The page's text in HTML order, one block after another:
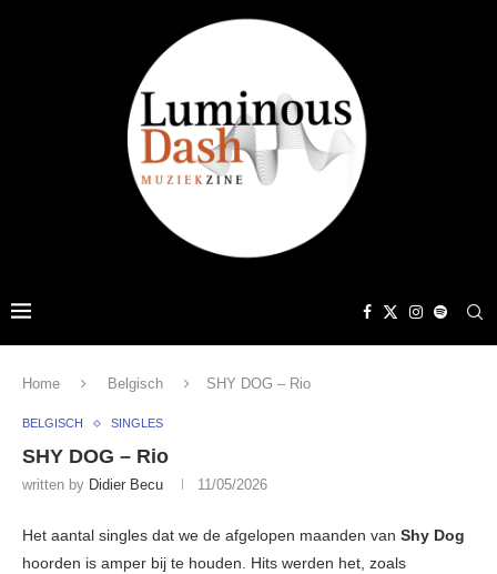
Home Belgisch SHY DOG – Rio
BELGISCH SINGLES
SHY DOG – Rio
written by Didier Becu 11/05/2026
Het aantal singles dat we de afgelopen maanden van Shy Dog
hoorden is amper bij te houden. Hits werden het, zoals